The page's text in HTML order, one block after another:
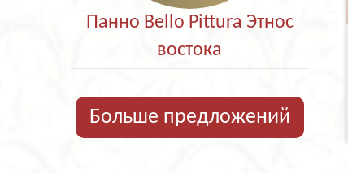
Панно Bello Pittura Этнос
востока
Больше предложений